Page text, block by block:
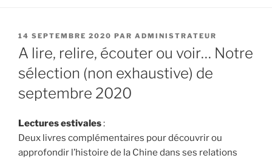
PUBLIÉ
LE
14 SEPTEMBRE 2020 PAR ADMINISTRATEUR
A lire, relire, écouter ou voir… Notre
sélection (non exhaustive) de
septembre 2020
Lectures estivales:
Deux livres complémentaires pour découvrir ou
approfondir l’histoire de la Chine dans ses relations